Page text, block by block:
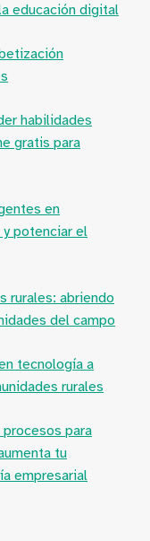
educación digital
habilidades
gratis para
en
y potenciar el
rurales: abriendo
del campo
tecnología a
rurales
para
tu
empresarial